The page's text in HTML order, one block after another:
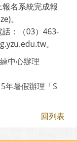
名系統完成報
。
：（03）463-
。
中心辦理
年暑假辦理「S
回列表